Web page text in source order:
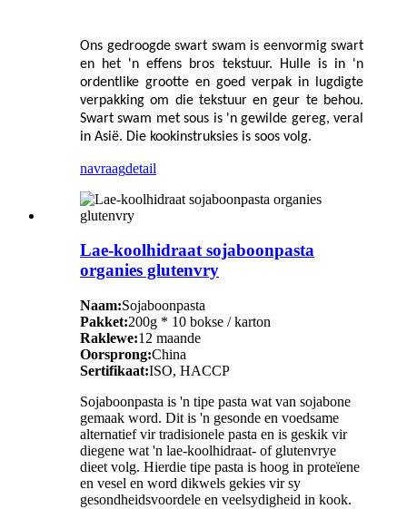
Ons gedroogde swart swam is eenvormig swart
en het 'n effens bros tekstuur. Hulle is in 'n
ordentlike grootte en goed verpak in lugdigte
verpakking om die tekstuur en geur te behou.
Swart swam met sous is 'n gewilde gereg, veral
in Asië. Die kookinstruksies is soos volg.
navraagdetail
Lae-koolhidraat sojaboonpasta
organies glutenvry
Naam:Sojaboonpasta
Pakket:200g * 10 bokse / karton
Raklewe:12 maande
Oorsprong:China
Sertifikaat:ISO, HACCP
Sojaboonpasta is 'n tipe pasta wat van sojabone
gemaak word. Dit is 'n gesonde en voedsame
alternatief vir tradisionele pasta en is geskik vir
diegene wat 'n lae-koolhidraat- of glutenvrye
dieet volg. Hierdie tipe pasta is hoog in proteïene
en vesel en word dikwels gekies vir sy
gesondheidsvoordele en veelsydigheid in kook.